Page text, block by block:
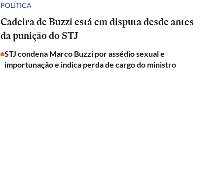
POLÍTICA
Cadeira de Buzzi está em disputa desde antes
da punição do STJ
STJ condena Marco Buzzi por assédio sexual e
importunação e indica perda de cargo do ministro